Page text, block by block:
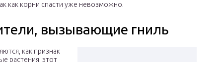
как корни спасти уже невозможно.
вызывающие гниль
как признак
растения, этот